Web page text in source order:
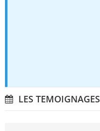
LES TEMOIGNAGES